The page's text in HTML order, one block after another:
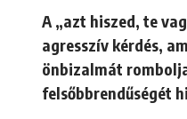
A „azt hiszed, te
agresszív kérdés,
önbizalmát
felsőbbrendűségét